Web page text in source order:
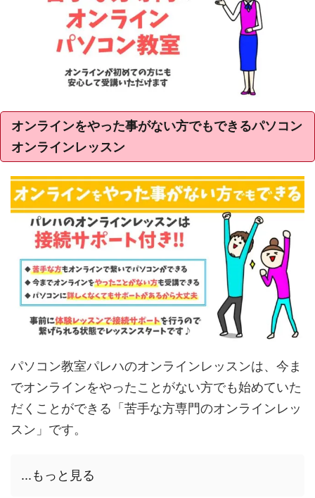
オンラインをやった事がない方でもできるパソコン
オンラインレッスン
パソコン教室パレハのオンラインレッスンは、今ま
でオンラインをやったことがない方でも始めていた
だくことができる「苦手な方専門のオンラインレッ
スン」です。
...もっと見る